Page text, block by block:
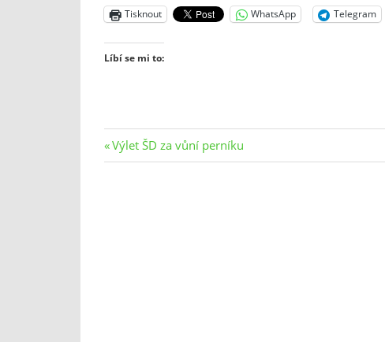
Tisknout
WhatsApp Telegram
Líbí se mi to:
Navigace
Previous
Post:
Výlet ŠD za vůní perníku